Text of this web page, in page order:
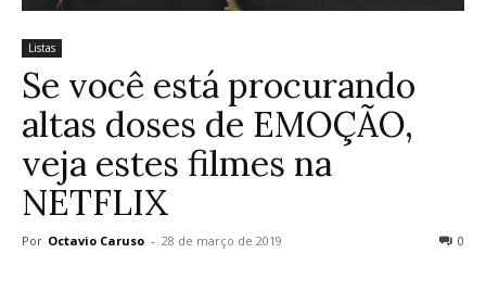
Listas
Se você está procurando
altas doses de EMOÇÃO,
veja estes filmes na
NETFLIX
Por Octavio Caruso - 28 de março de 2019 0